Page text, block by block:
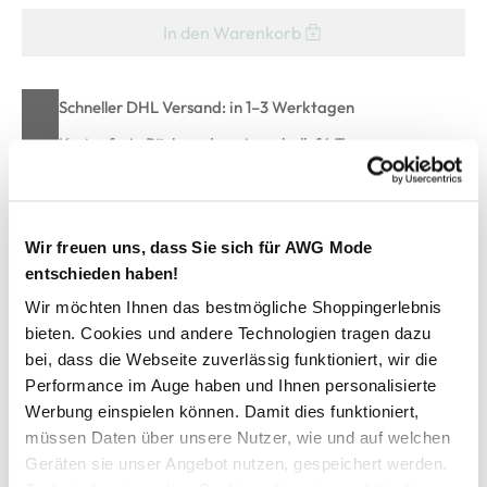
Wir freuen uns, dass Sie sich für AWG Mode
entschieden haben!
Wir möchten Ihnen das bestmögliche Shoppingerlebnis
bieten. Cookies und andere Technologien tragen dazu
bei, dass die Webseite zuverlässig funktioniert, wir die
Performance im Auge haben und Ihnen personalisierte
Werbung einspielen können. Damit dies funktioniert,
müssen Daten über unsere Nutzer, wie und auf welchen
Geräten sie unser Angebot nutzen, gespeichert werden.
In den Warenkorb
Schneller DHL Versand: in 1–3 Werktagen
Kostenfreie Rücksendung innerhalb 14 Tage
Kostenlose Filiallieferung in Ihre Wunschfiliale
Zur Wunschliste hinzufügen
Damen Pullover in Ottoman Ripp
modischer Pullover von Tom Tailor
runder Ausschnitt mit Rollkante
Ottoman Ripp allover